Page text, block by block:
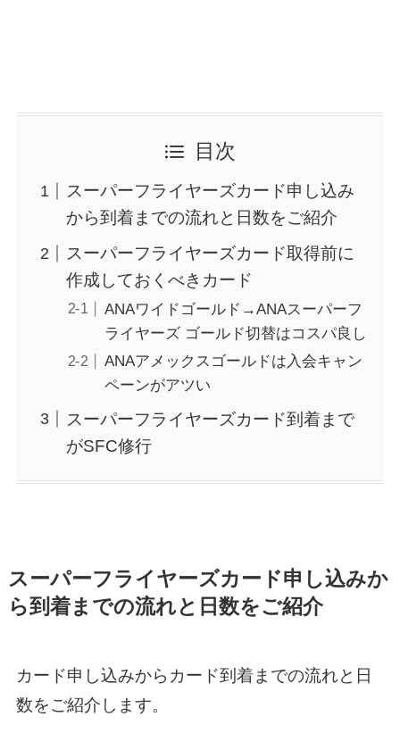
目次
スーパーフライヤーズカード申し込み
から到着までの流れと日数をご紹介
スーパーフライヤーズカード取得前に
作成しておくべきカード
ANAワイドゴールド→ANAスーパーフ
ライヤーズ ゴールド切替はコスパ良し
ANAアメックスゴールドは入会キャン
ペーンがアツい
スーパーフライヤーズカード到着まで
がSFC修行
スーパーフライヤーズカード申し込みか
ら到着までの流れと日数をご紹介
カード申し込みからカード到着までの流れと日
数をご紹介します。